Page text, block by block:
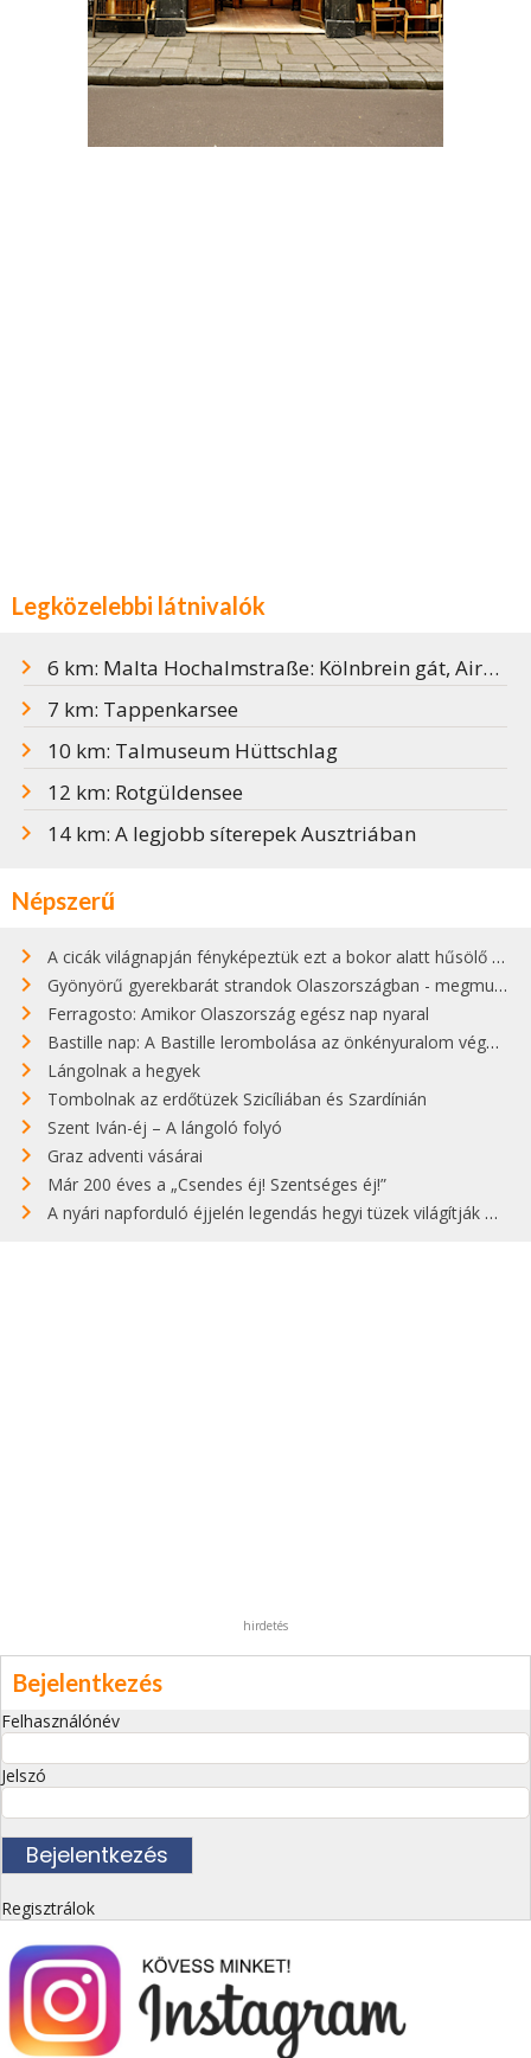
Legközelebbi látnivalók
6 km: Malta Hochalmstraße: Kölnbrein gát, Airwalk kilátó
7 km: Tappenkarsee
10 km: Talmuseum Hüttschlag
12 km: Rotgüldensee
14 km: A legjobb síterepek Ausztriában
Népszerű
A cicák világnapján fényképeztük ezt a bokor alatt hűsölő cicát Kisorosziban
Gyönyörű gyerekbarát strandok Olaszországban - megmutatjuk a 15 legjobbat
Ferragosto: Amikor Olaszország egész nap nyaral
Bastille nap: A Bastille lerombolása az önkényuralom végét jelentette
Lángolnak a hegyek
Tombolnak az erdőtüzek Szicíliában és Szardínián
Szent Iván-éj – A lángoló folyó
Graz adventi vásárai
Már 200 éves a „Csendes éj! Szentséges éj!”
A nyári napforduló éjjelén legendás hegyi tüzek világítják meg Zugspitzét
hirdetés
Bejelentkezés
Felhasználónév
Jelszó
Regisztrálok